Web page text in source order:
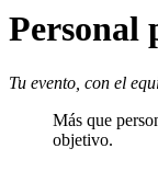
Personal
Tu evento, con el
Más que
objetivo.